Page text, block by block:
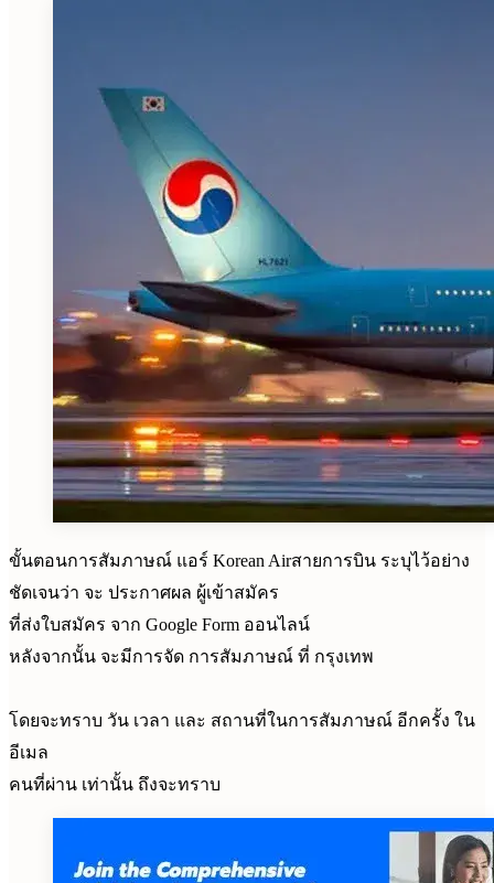
ขั้นตอนการสัมภาษณ์ แอร์ Korean Airสายการบิน ระบุไว้อย่าง
ชัดเจนว่า จะ ประกาศผล ผู้เข้าสมัคร
ที่ส่งใบสมัคร จาก Google Form ออนไลน์
หลังจากนั้น จะมีการจัด การสัมภาษณ์ ที่ กรุงเทพ
โดยจะทราบ วัน เวลา และ สถานที่ในการสัมภาษณ์ อีกครั้ง ใน
อีเมล
คนที่ผ่าน เท่านั้น ถึงจะทราบ